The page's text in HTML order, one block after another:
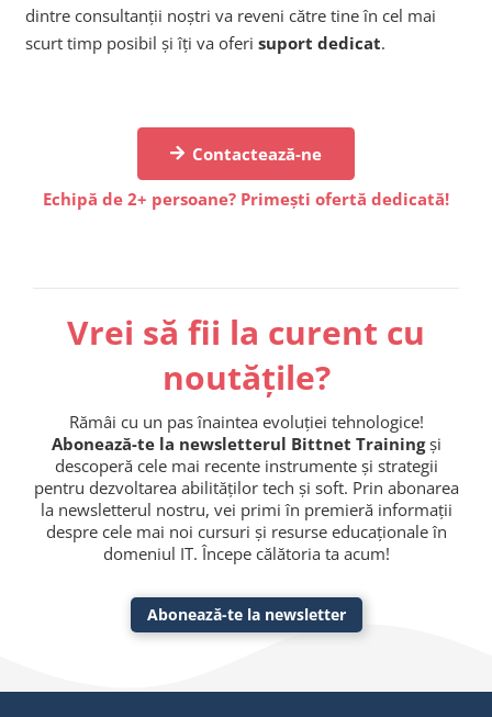
dintre consultanții noștri va reveni către tine în cel mai
scurt timp posibil și îți va oferi suport dedicat.
Contactează-ne
Echipă de 2+ persoane? Primești ofertă dedicată!
Vrei să fii la curent cu
noutățile?
Rămâi cu un pas înaintea evoluției tehnologice!
Abonează-te la newsletterul Bittnet Trainingși
descoperă cele mai recente instrumente și strategii
pentru dezvoltarea abilităților tech și soft. Prin abonarea
la newsletterul nostru, vei primi în premieră informații
despre cele mai noi cursuri și resurse educaționale în
domeniul IT. Începe călătoria ta acum!
Abonează-te la newsletter